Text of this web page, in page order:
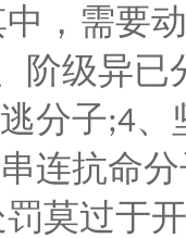
，需要
阶级异已
分子;4、
连抗命
莫过于